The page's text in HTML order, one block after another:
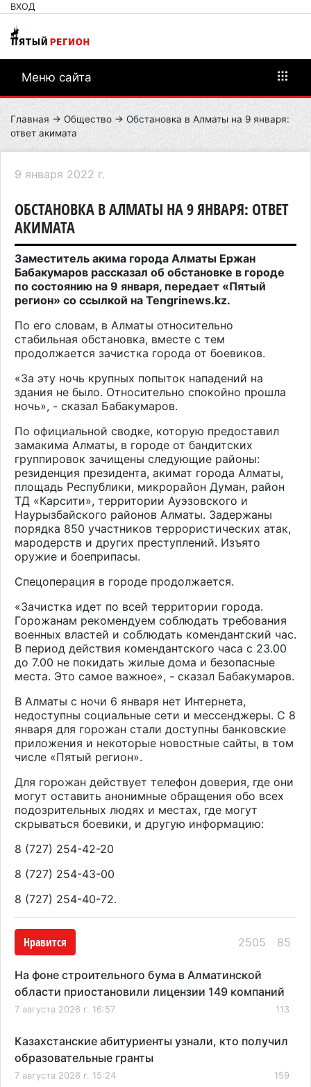
ВХОД
Меню сайта
Главная → Общество → Обстановка в Алматы на 9 января:
ответ акимата
9 января 2022 г.
ОБСТАНОВКА В АЛМАТЫ НА 9 ЯНВАРЯ: ОТВЕТ
АКИМАТА
Заместитель акима города Алматы Ержан
Бабакумаров рассказал об обстановке в городе
по состоянию на 9 января, передает «Пятый
регион» со ссылкой на Tengrinews.kz.
По его словам, в Алматы относительно
стабильная обстановка, вместе с тем
продолжается зачистка города от боевиков.
«За эту ночь крупных попыток нападений на
здания не было. Относительно спокойно прошла
ночь», - сказал Бабакумаров.
По официальной сводке, которую предоставил
замакима Алматы, в городе от бандитских
группировок зачищены следующие районы:
резиденция президента, акимат города Алматы,
площадь Республики, микрорайон Думан, район
ТД «Карсити», территории Ауэзовского и
Наурызбайского районов Алматы. Задержаны
порядка 850 участников террористических атак,
мародерств и других преступлений. Изъято
оружие и боеприпасы.
Спецоперация в городе продолжается.
«Зачистка идет по всей территории города.
Горожанам рекомендуем соблюдать требования
военных властей и соблюдать комендантский час.
В период действия комендантского часа с 23.00
до 7.00 не покидать жилые дома и безопасные
места. Это самое важное», - сказал Бабакумаров.
В Алматы с ночи 6 января нет Интернета,
недоступны социальные сети и мессенджеры. С 8
января для горожан стали доступны банковские
приложения и некоторые новостные сайты, в том
числе «Пятый регион».
Для горожан действует телефон доверия, где они
могут оставить анонимные обращения обо всех
подозрительных людях и местах, где могут
скрываться боевики, и другую информацию:
8 (727) 254-42-20
8 (727) 254-43-00
8 (727) 254-40-72.
Нравится 2505 85
На фоне строительного бума в Алматинской
области приостановили лицензии 149 компаний
7 августа 2026 г. 16:57 113
Казахстанские абитуриенты узнали, кто получил
образовательные гранты
7 августа 2026 г. 15:24 159